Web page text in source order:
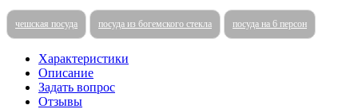
чешская посуда посуда из богемского стекла посуда на 6 персон
Характеристики
Описание
Задать вопрос
Отзывы